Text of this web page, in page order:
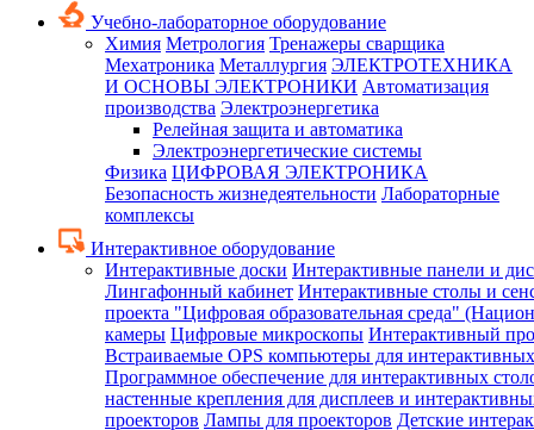
Учебно-лабораторное оборудование
Химия Метрология Тренажеры сварщика
Мехатроника Металлургия ЭЛЕКТРОТЕХНИКА
И ОСНОВЫ ЭЛЕКТРОНИКИ Автоматизация
производства Электроэнергетика
Релейная защита и автоматика
Электроэнергетические системы
Физика ЦИФРОВАЯ ЭЛЕКТРОНИКА
Безопасность жизнедеятельности Лабораторные
комплексы
Интерактивное оборудование
Интерактивные доски Интерактивные панели и
Лингафонный кабинет Интерактивные столы и
проекта "Цифровая образовательная среда"
камеры Цифровые микроскопы Интерактивный
Встраиваемые OPS компьютеры для
Программное обеспечение для интерактивных
настенные крепления для дисплеев и
проекторов Лампы для проекторов Детские